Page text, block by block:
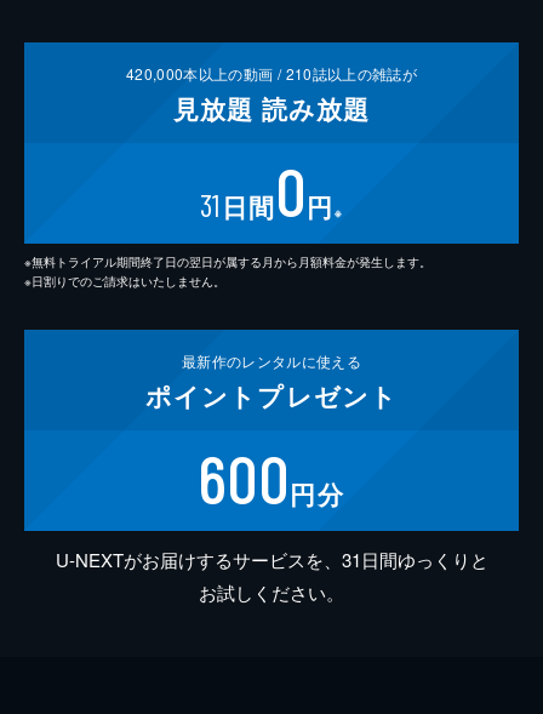
420,000本以上の動画 /210誌以上の雑誌が
見放題 読み放題
31 日間0円 ※
※無料トライアル期間終了日の翌日が属する月から月額料金が発生します。
※日割りでのご請求はいたしません。
最新作のレンタルに使える
ポイント プレゼント
600円分
U-NEXTがお届けするサービスを、31日間ゆっくりと
お試しください。